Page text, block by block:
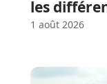
les
1 août 2026